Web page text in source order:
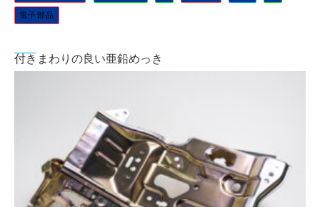
電子部品
付きまわりの良い亜鉛めっき